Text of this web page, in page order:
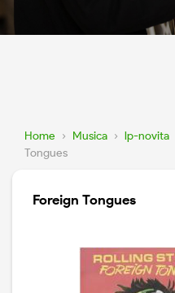
Home › Musica › lp-novita
Tongues
Foreign Tongues